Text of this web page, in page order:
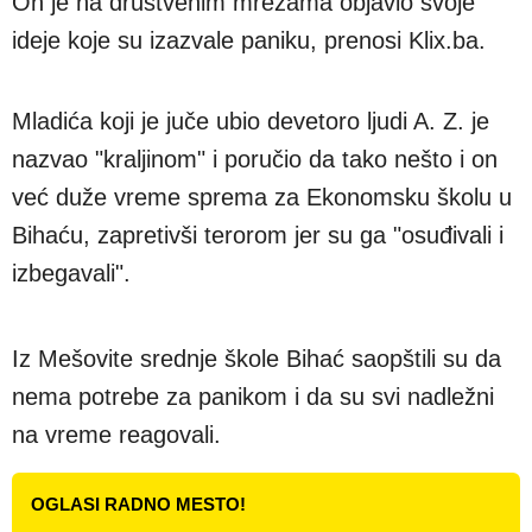
ideje koje su izazvale paniku, prenosi Klix.ba.
Mladića koji je juče ubio devetoro ljudi A. Z. je
nazvao "kraljinom" i poručio da tako nešto i on
već duže vreme sprema za Ekonomsku školu u
Bihaću, zapretivši terorom jer su ga "osuđivali i
izbegavali".
Iz Mešovite srednje škole Bihać saopštili su da
nema potrebe za panikom i da su svi nadležni
na vreme reagovali.
OGLASI RADNO MESTO!